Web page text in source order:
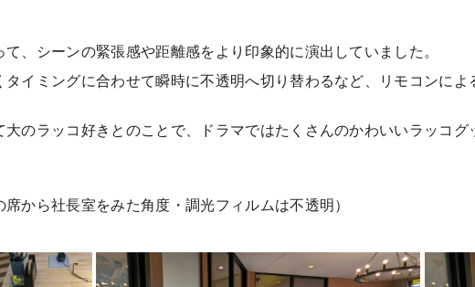
、シーンの緊張感や距離感をより印象的に演出していました。
タイミングに合わせて瞬時に不透明へ切り替わるなど、リモコンに
のラッコ好きとのことで、ドラマではたくさんのかわいいラッコグ
から社長室をみた角度・調光フィルムは不透明）